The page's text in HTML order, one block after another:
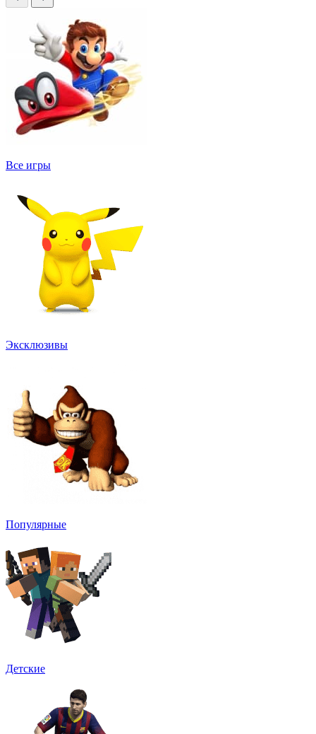
Все игры
Эксклюзивы
Популярные
Детские